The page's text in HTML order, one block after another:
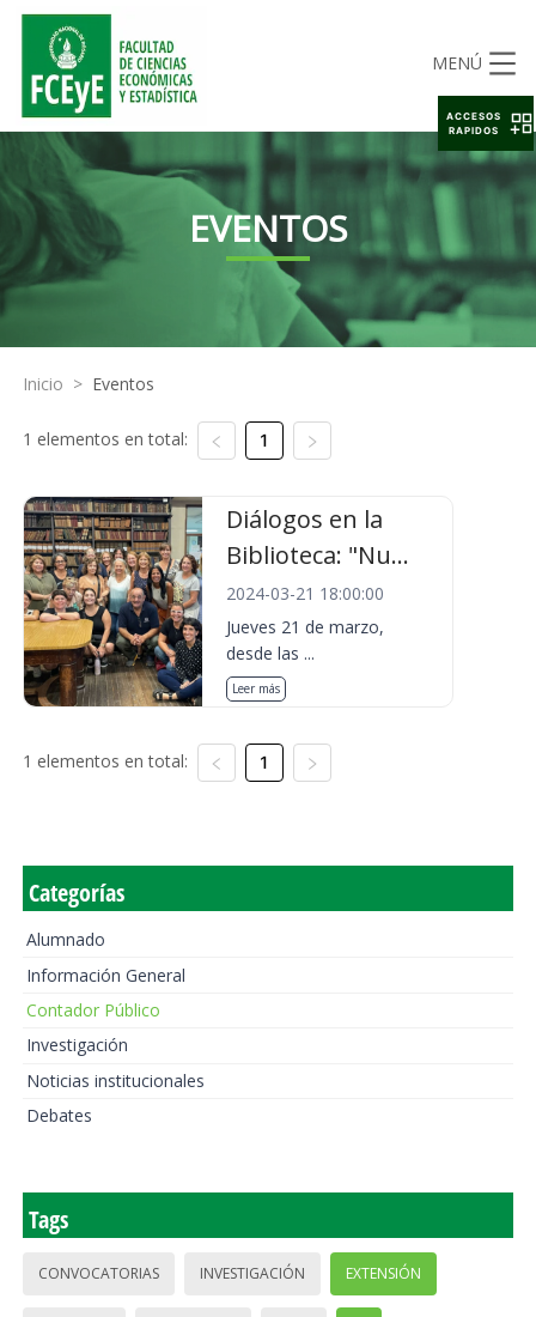
MENÚ
EVENTOS
Inicio > Eventos
1 elementos en total: 1
Diálogos en la
Biblioteca: "Nu...
2024-03-21 18:00:00
Jueves 21 de marzo,
desde las ...
Leer más
1 elementos en total: 1
Categorías
Alumnado
Información General
Contador Público
Investigación
Noticias institucionales
Debates
Tags
CONVOCATORIAS INVESTIGACIÓN EXTENSIÓN
ACCESOS
RAPIDOS